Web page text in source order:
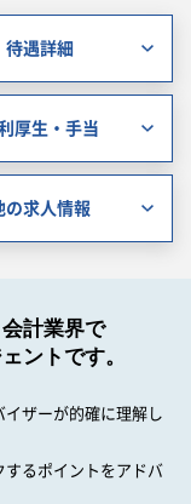
待遇詳細
厚生・手当
の求人情報
計業界で
ントです。
ザーが的確に理解し
るポイントをアドバ